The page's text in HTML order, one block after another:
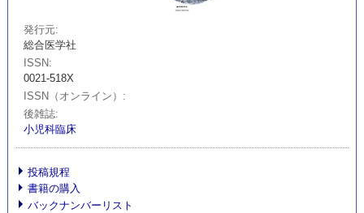
発行元
総合医学社
ISSN
0021-518X
ISSN（オンライン）
後雑誌
小児科臨床
投稿規程
書籍の購入
バックナンバーリスト